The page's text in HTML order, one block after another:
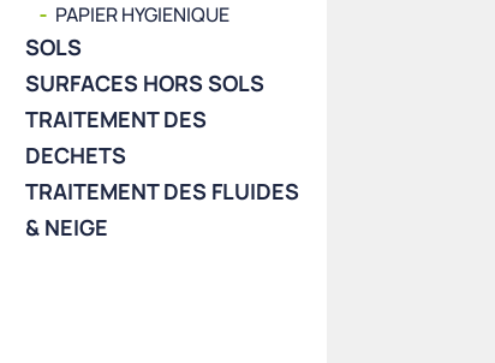
PAPIER HYGIENIQUE
SOLS
SURFACES HORS SOLS
TRAITEMENT DES
DECHETS
TRAITEMENT DES FLUIDES
& NEIGE